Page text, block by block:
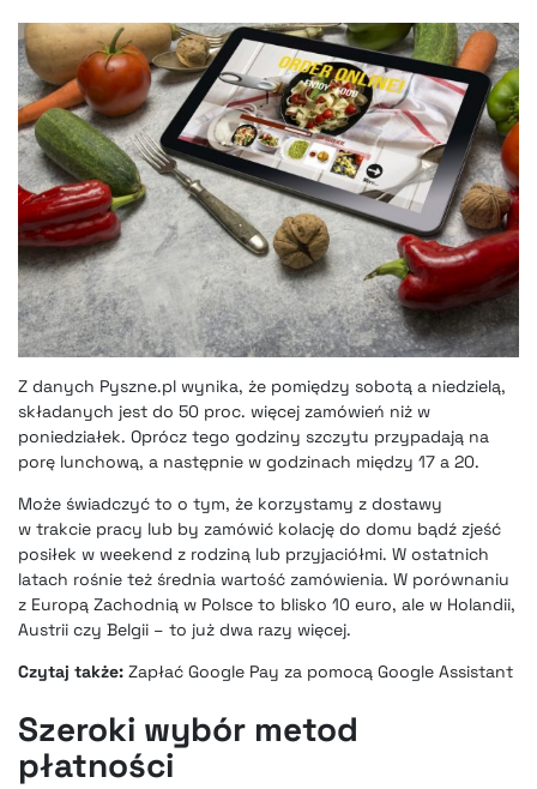
Z danych Pyszne.pl wynika, że pomiędzy sobotą a niedzielą,
składanych jest do 50 proc. więcej zamówień niż w
poniedziałek. Oprócz tego godziny szczytu przypadają na
porę lunchową, a następnie w godzinach między 17 a 20.
Może świadczyć to o tym, że korzystamy z dostawy
w trakcie pracy lub by zamówić kolację do domu bądź zjeść
posiłek w weekend z rodziną lub przyjaciółmi. W ostatnich
latach rośnie też średnia wartość zamówienia. W porównaniu
z Europą Zachodnią w Polsce to blisko 10 euro, ale w Holandii,
Austrii czy Belgii – to już dwa razy więcej.
Czytaj także: Zapłać Google Pay za pomocą Google Assistant
Szeroki wybór metod
płatności